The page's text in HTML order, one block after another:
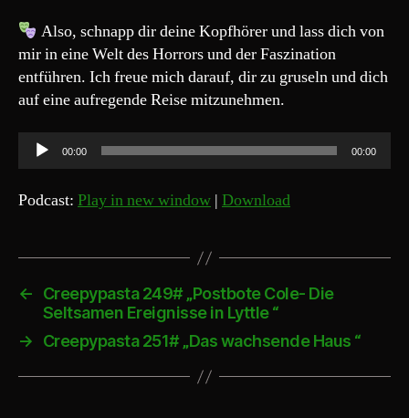
Also, schnapp dir deine Kopfhörer und lass dich von
mir in eine Welt des Horrors und der Faszination
entführen. Ich freue mich darauf, dir zu gruseln und dich
auf eine aufregende Reise mitzunehmen.
u
d
P
a
00:00 00:00
Podcast: Play in new window | Download
←
Creepypasta 249# „Postbote Cole- Die
Seltsamen Ereignisse in Lyttle “
→
Creepypasta 251# „Das wachsende Haus “